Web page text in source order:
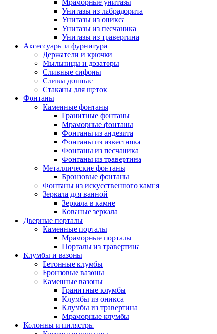
Мраморные унитазы
Унитазы из лабрадорита
Унитазы из оникса
Унитазы из песчаника
Унитазы из травертина
Аксессуары и фурнитура
Держатели и крючки
Мыльницы и дозаторы
Сливные сифоны
Сливы донные
Стаканы для щеток
Фонтаны
Каменные фонтаны
Гранитные фонтаны
Мраморные фонтаны
Фонтаны из андезита
Фонтаны из известняка
Фонтаны из песчаника
Фонтаны из травертина
Металлические фонтаны
Бронзовые фонтаны
Фонтаны из искусственного камня
Зеркала для ванной
Зеркала в камне
Кованые зеркала
Дверные порталы
Каменные порталы
Мраморные порталы
Порталы из травертина
Клумбы и вазоны
Бетонные клумбы
Бронзовые вазоны
Каменные вазоны
Гранитные клумбы
Клумбы из оникса
Клумбы из травертина
Мраморные клумбы
Колонны и пилястры